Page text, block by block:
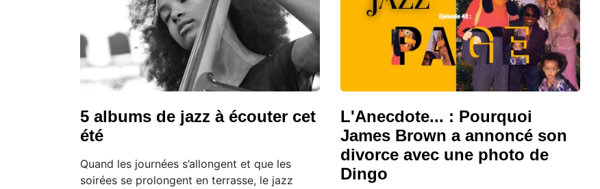
5 albums de jazz à écouter cet
été
Quand les journées s’allongent et que les
soirées se prolongent en terrasse, le jazz
L'Anecdote... : Pourquoi
James Brown a annoncé son
divorce avec une photo de
Dingo